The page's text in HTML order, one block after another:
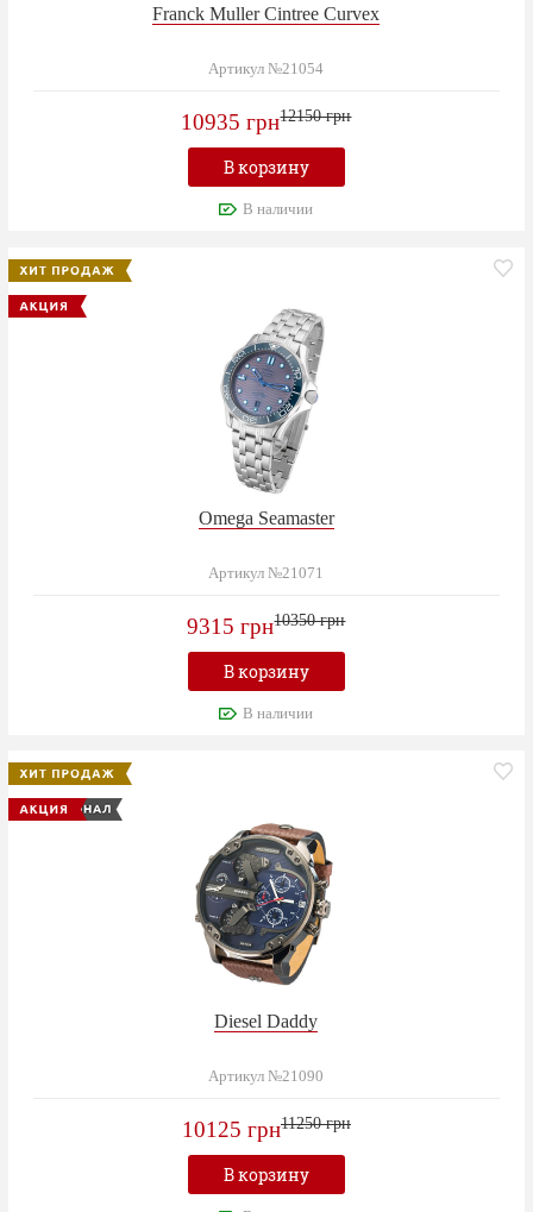
Franck Muller Cintree Curvex
Артикул №21054
10935 грн12150 грн
В корзину
В наличии
Omega Seamaster
Артикул №21071
9315 грн10350 грн
В корзину
В наличии
Diesel Daddy
Артикул №21090
10125 грн11250 грн
В корзину